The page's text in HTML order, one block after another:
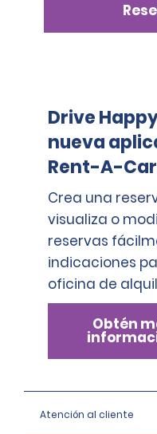
Drive
nueva
Rent-A-
Crea una
visualiza o
reservas
indicaciones
oficina de
Obtén
Atención al cliente